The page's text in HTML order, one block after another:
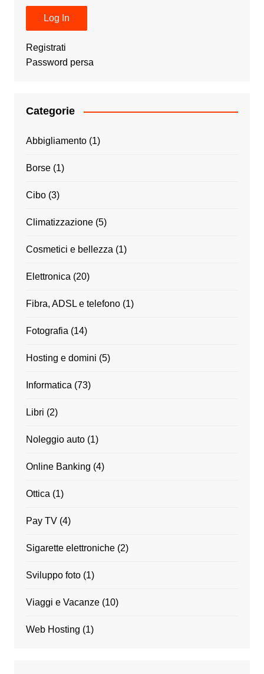
Registrati
Password persa
Categorie
Abbigliamento(1)
Borse(1)
Cibo(3)
Climatizzazione(5)
Cosmetici e bellezza (1)
Elettronica (20)
Fibra, ADSL e telefono(1)
Fotografia (14)
Hosting e domini (5)
Informatica (73)
Libri (2)
Noleggio auto(1)
Online Banking (4)
Ottica (1)
Pay TV(4)
Sigarette elettroniche(2)
Sviluppo foto(1)
Viaggi e Vacanze(10)
Web Hosting (1)